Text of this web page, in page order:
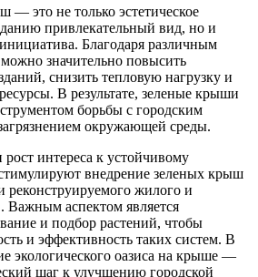
— это не только эстетическое
привлекательный вид, но и
Благодаря различным
значительно повысить
снизить тепловую нагрузку и
В результате, зеленые крыши
борьбы с городским
окружающей среды.
интереса к устойчивому
внедрение зеленых крыш
реконструируемого жилого и
Важным аспектом является
и подбор растений, чтобы
и эффективность таких систем. В
экологического оазиса на крыше —
шаг к улучшению городской